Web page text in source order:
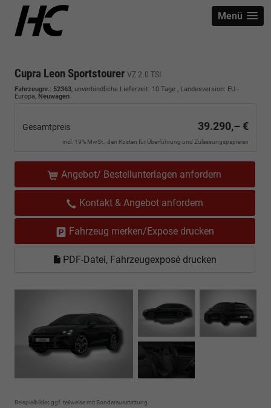
Menü
Cupra Leon Sportstourer VZ 2.0 TSI
Fahrzeugnr.: 52363, unverbindliche Lieferzeit: 10 Tage , Landesversion: EU -
Europa, Neuwagen
Gesamtpreis 39.290,– €
incl. 19% MwSt., den Kosten für Überführung und Zulassungspapieren
Angebot/ Bestellunterlagen anfordern
Kontakt & Angebot anfordern
Fahrzeug merken/Expose drucken
PDF-Datei, Fahrzeugexposé drucken
Beispielbilder, ggf. teilweise mit Sonderausstattung